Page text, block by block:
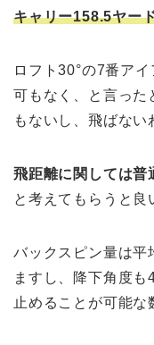
キャリー158.5ヤー
ロフト30°の7番ア
可もなく、と言っ
もないし、飛ばない
飛距離に関しては普
と考えてもらうと良
バックスピン量は平
ますし、降下角度も
止めることが可能な